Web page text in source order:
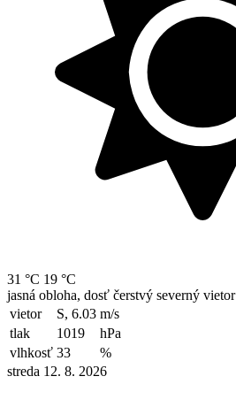
31 °C 19 °C
jasná obloha, dosť čerstvý severný vietor
vietor
S, 6.03 m/s
tlak
1019
hPa
vlhkosť 33
%
streda 12. 8. 2026